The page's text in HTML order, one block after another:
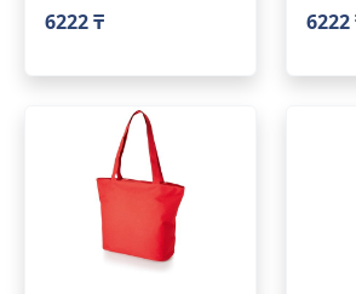
6222 ₸
6222